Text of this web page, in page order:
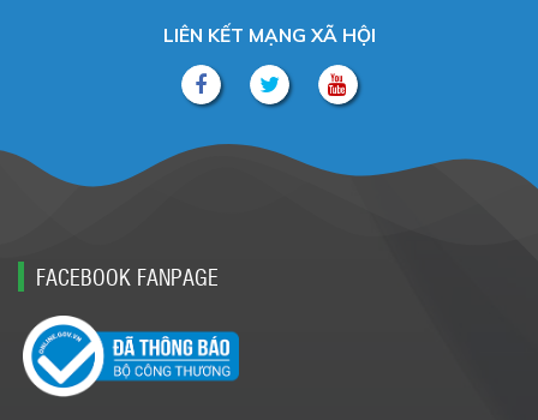
LIÊN KẾT MẠNG XÃ HỘI
FACEBOOK FANPAGE